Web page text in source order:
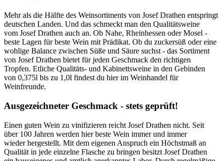
Mehr als die Hälfte des Weinsortiments von Josef Drathen entspringt
deutschen Landen. Und das schmeckt man den Qualitätsweine
vom Josef Drathen auch an. Ob Nahe, Rheinhessen oder Mosel -
beste Lagen für beste Wein mit Prädikat. Ob du zuckersüß oder eine
wohlige Balance zwischen Süße und Säure suchst - das Sortiment
von Josef Drathen bietet für jeden Geschmack den richtigen
Tropfen. Etliche Qualitäts- und Kabinettsweine in den Gebinden
von 0,375l bis zu 1,0l findest du hier im Weinhandel für
Weinfreunde.
Ausgezeichneter Geschmack - stets geprüft!
Einen guten Wein zu vinifizieren reicht Josef Drathen nicht. Seit
über 100 Jahren werden hier beste Wein immer und immer
wieder hergestellt. Mit dem eigenen Anspruch ein Höchstmaß an
Qualität in jede einzelne Flasche zu bringen besitzt Josef Drathen